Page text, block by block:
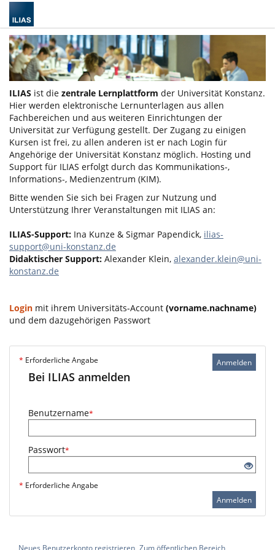
ILIAS ist die zentrale Lernplattform der Universität Konstanz.
Hier werden elektronische Lernunterlagen aus allen
Fachbereichen und aus weiteren Einrichtungen der
Universität zur Verfügung gestellt. Der Zugang zu einigen
Kursen ist frei, zu allen anderen ist er nach Login für
Angehörige der Universität Konstanz möglich. Hosting und
Support für ILIAS erfolgt durch das Kommunikations-,
Informations-, Medienzentrum (KIM).
Bitte wenden Sie sich bei Fragen zur Nutzung und
Unterstützung Ihrer Veranstaltungen mit ILIAS an:
ILIAS-Support: Ina Kunze & Sigmar Papendick, ilias-
support@uni-konstanz.de
Didaktischer Support: Alexander Klein, alexander.klein@uni-
konstanz.de
Login mit ihrem Universitäts-Account (vorname.nachname)
und dem dazugehörigen Passwort
Anmelden
* Erforderliche Angabe
Bei ILIAS anmelden
Benutzername*
Passwort*
* Erforderliche Angabe
Anmelden